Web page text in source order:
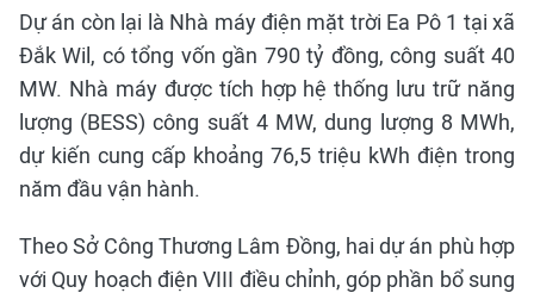
Dự án còn lại là Nhà máy điện mặt trời Ea Pô 1 tại xã
Đắk Wil, có tổng vốn gần 790 tỷ đồng, công suất 40
MW. Nhà máy được tích hợp hệ thống lưu trữ năng
lượng (BESS) công suất 4 MW, dung lượng 8 MWh,
dự kiến cung cấp khoảng 76,5 triệu kWh điện trong
năm đầu vận hành.
Theo Sở Công Thương Lâm Đồng, hai dự án phù hợp
với Quy hoạch điện VIII điều chỉnh, góp phần bổ sung